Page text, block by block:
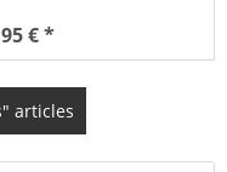
€ *
articles